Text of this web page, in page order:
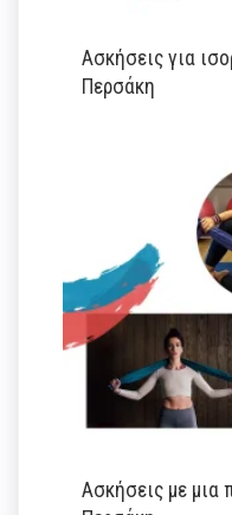
Ασκήσεις για
Περσάκη
Ασκήσεις με μια